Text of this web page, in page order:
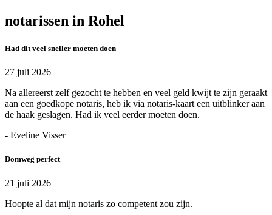
notarissen in Rohel
Had dit veel sneller moeten doen
27 juli 2026
Na allereerst zelf gezocht te hebben en veel geld kwijt te zijn geraakt
aan een goedkope notaris, heb ik via notaris-kaart een uitblinker aan
de haak geslagen. Had ik veel eerder moeten doen.
- Eveline Visser
Domweg perfect
21 juli 2026
Hoopte al dat mijn notaris zo competent zou zijn.